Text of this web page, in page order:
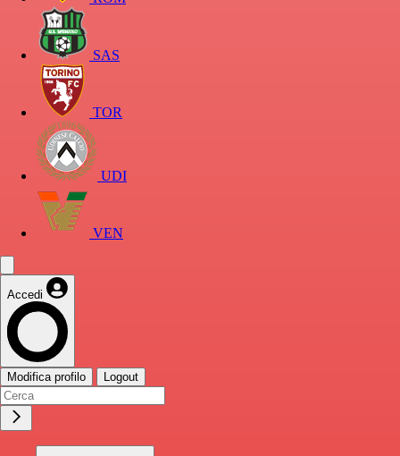
SAS
TOR
UDI
VEN
Accedi
Modifica profilo Logout